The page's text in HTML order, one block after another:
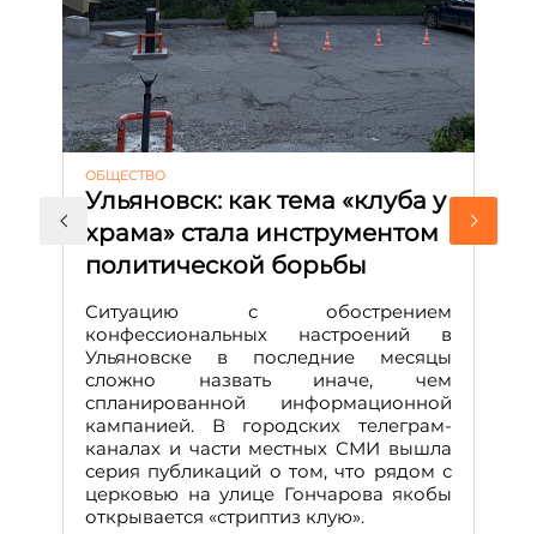
ОБЩЕСТВО
Ульяновск: как тема «клуба у
храма» стала инструментом
политической борьбы
Ситуацию с обострением
конфессиональных настроений в
Ульяновске в последние месяцы
сложно назвать иначе, чем
спланированной информационной
кампанией. В городских телеграм-
каналах и части местных СМИ вышла
серия публикаций о том, что рядом с
церковью на улице Гончарова якобы
открывается «стриптиз клую».